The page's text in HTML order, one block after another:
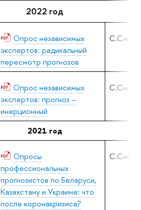
2022 год
Опрос независимых
экспертов: радикальный
пересмотр прогнозов
Опрос независимых
экспертов: прогноз –
инерционный
2021 год
Опросы
профессиональных
прогнозистов по Беларуси,
Казахстану и Украине: что
после коронакризиса?